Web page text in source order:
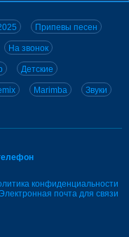
Припевы песен
На звонок
Детские
Marimba Звуки
конфиденциальности
Электронная почта для связи